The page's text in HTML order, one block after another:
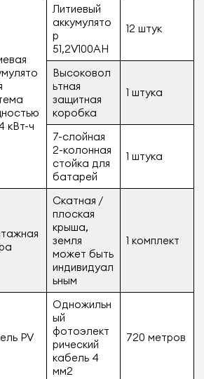
кВт-ч
Литиевый
аккумулято
р
51,2V100AH
12 штук
Высоковол
ьтная
защитная
коробка
1 штука
7-слойная
2-колонная
стойка для
батарей
1 штука
Скатная /
плоская
крыша,
земля
может быть
индивидуал
ьным
1 комплект
PV
Одножильн
ый
фотоэлект
рический
кабель 4
мм2
720 метров